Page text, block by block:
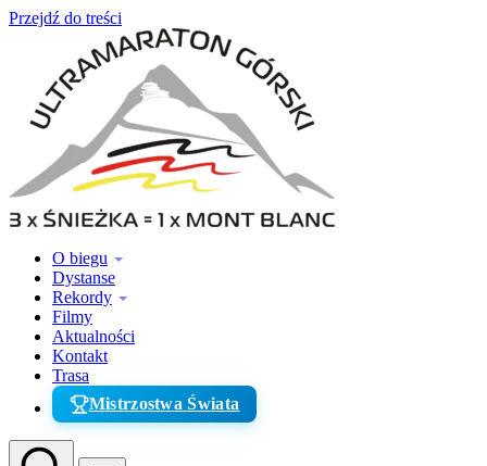
Przejdź do treści
O biegu
Dystanse
Rekordy
Filmy
Aktualności
Kontakt
Trasa
Mistrzostwa Świata